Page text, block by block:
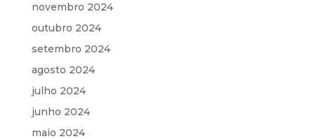
novembro 2024
outubro 2024
setembro 2024
agosto 2024
julho 2024
junho 2024
maio 2024